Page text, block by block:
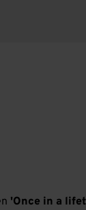
'Once in a